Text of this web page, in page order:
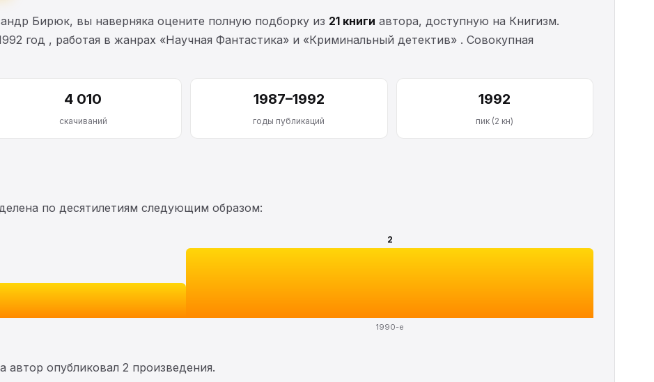
Бирюк, вы наверняка оцените полную подборку из 21 книги автора, доступную на Книгизм.
год , работая в жанрах «Научная Фантастика» и «Криминальный детектив» . Совокупная
4 010
скачиваний
1987–1992
годы публикаций
1992
пик (2 кн)
по десятилетиям следующим образом:
2
1990-е
автор опубликовал 2 произведения.